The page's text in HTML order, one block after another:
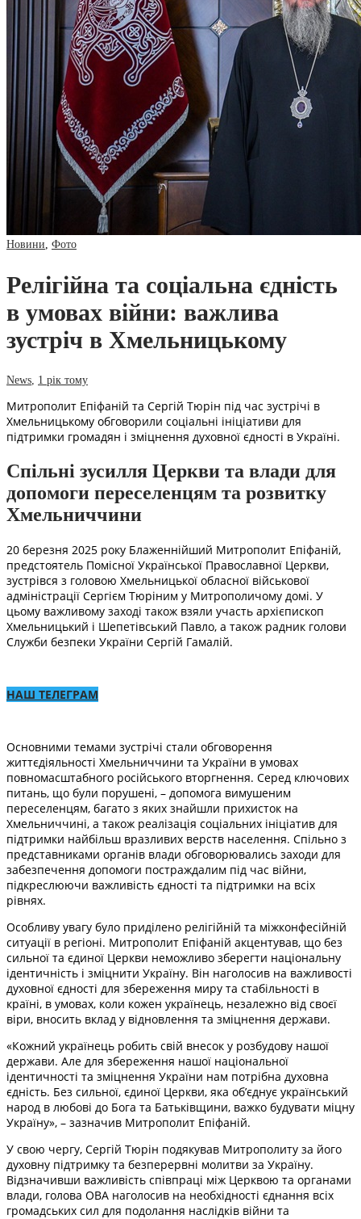
Новини Фото
Релігійна та соціальна єдність
в умовах війни: важлива
зустріч в Хмельницькому
News 1 рік тому
Митрополит Епіфаній та Сергій Тюрін під час зустрічі в
Хмельницькому обговорили соціальні ініціативи для
підтримки громадян і зміцнення духовної єдності в Україні.
Спільні зусилля Церкви та влади для
допомоги переселенцям та розвитку
Хмельниччини
20 березня 2025 року Блаженнійший Митрополит Епіфаній,
предстоятель Помісної Української Православної Церкви,
зустрівся з головою Хмельницької обласної військової
адміністрації Сергієм Тюріним у Митрополичому домі. У
цьому важливому заході також взяли участь архієпископ
Хмельницький і Шепетівський Павло, а також радник голови
Служби безпеки України Сергій Гамалій.
НАШ ТЕЛЕГРАМ
Основними темами зустрічі стали обговорення
життєдіяльності Хмельниччини та України в умовах
повномасштабного російського вторгнення. Серед ключових
питань, що були порушені, – допомога вимушеним
переселенцям, багато з яких знайшли прихисток на
Хмельниччині, а також реалізація соціальних ініціатив для
підтримки найбільш вразливих верств населення. Спільно з
представниками органів влади обговорювались заходи для
забезпечення допомоги постраждалим під час війни,
підкреслюючи важливість єдності та підтримки на всіх
рівнях.
Особливу увагу було приділено релігійній та міжконфесійній
ситуації в регіоні. Митрополит Епіфаній акцентував, що без
сильної та єдиної Церкви неможливо зберегти національну
ідентичність і зміцнити Україну. Він наголосив на важливості
духовної єдності для збереження миру та стабільності в
країні, в умовах, коли кожен українець, незалежно від своєї
віри, вносить вклад у відновлення та зміцнення держави.
«Кожний українець робить свій внесок у розбудову нашої
держави. Але для збереження нашої національної
ідентичності та зміцнення України нам потрібна духовна
єдність. Без сильної, єдиної Церкви, яка об’єднує український
народ в любові до Бога та Батьківщини, важко будувати міцну
Україну», – зазначив Митрополит Епіфаній.
У свою чергу, Сергій Тюрін подякував Митрополиту за його
духовну підтримку та безперервні молитви за Україну.
Відзначивши важливість співпраці між Церквою та органами
влади, голова ОВА наголосив на необхідності єднання всіх
громадських сил для подолання наслідків війни та